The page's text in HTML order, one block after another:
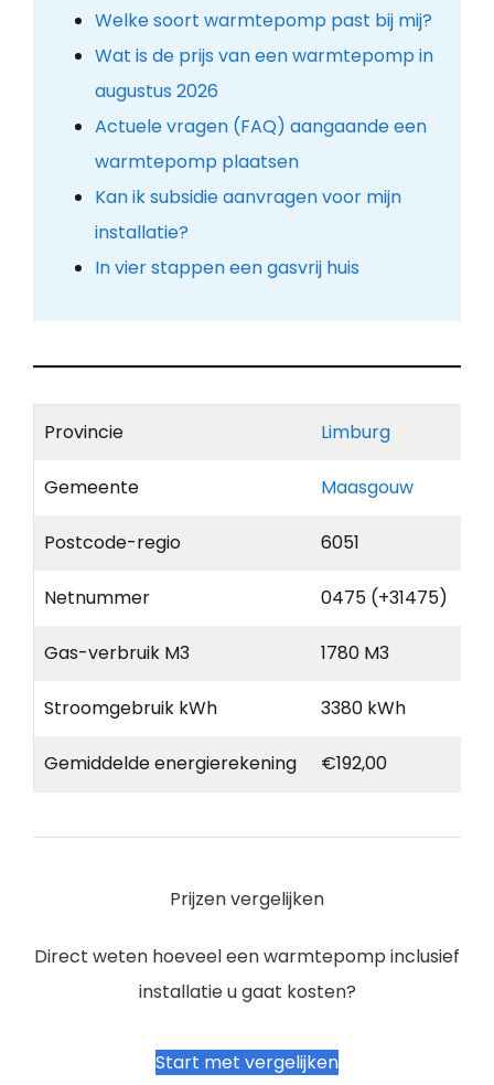
Welke soort warmtepomp past bij mij?
Wat is de prijs van een warmtepomp in
augustus 2026
Actuele vragen (FAQ) aangaande een
warmtepomp plaatsen
Kan ik subsidie aanvragen voor mijn
installatie?
In vier stappen een gasvrij huis
Provincie Limburg
Gemeente Maasgouw
Postcode-regio 6051
Netnummer 0475 (+31475)
Gas-verbruik M3 1780 M3
Stroomgebruik kWh 3380 kWh
Gemiddelde energierekening €192,00
Prijzen vergelijken
Direct weten hoeveel een warmtepomp inclusief
installatie u gaat kosten?
Start met vergelijken